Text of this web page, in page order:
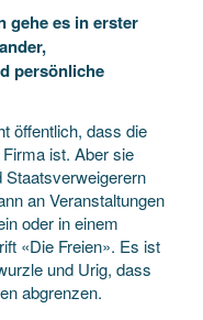
gehe es in erster
persönliche
öffentlich, dass die
ist. Aber sie
Staatsverweigerern
an Veranstaltungen
oder in einem
«Die Freien». Es ist
und Urig, dass
abgrenzen.